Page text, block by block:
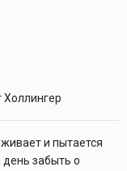
и пытается
забыть о